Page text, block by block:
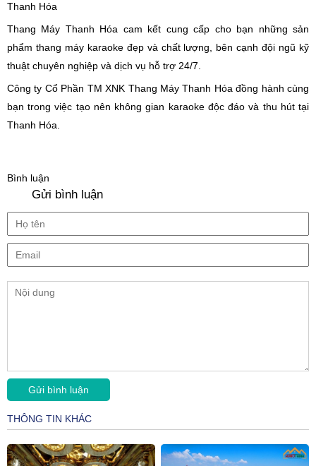
Thanh Hóa
Thang Máy Thanh Hóa cam kết cung cấp cho bạn những sản
phẩm thang máy karaoke đẹp và chất lượng, bên cạnh đội ngũ kỹ
thuật chuyên nghiệp và dịch vụ hỗ trợ 24/7.
Công ty Cổ Phần TM XNK Thang Máy Thanh Hóa đồng hành cùng
bạn trong việc tạo nên không gian karaoke độc đáo và thu hút tại
Thanh Hóa.
Bình luận
Gửi bình luận
THÔNG TIN KHÁC